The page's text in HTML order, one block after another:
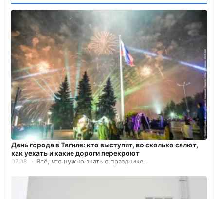
День города в Тагиле: кто выступит, во сколько салют,
как уехать и какие дороги перекроют
07.08 Всё, что нужно знать о празднике.